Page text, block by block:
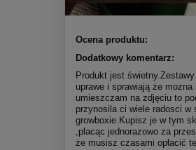
Ocena produktu:
Dodatkowy komentarz:
Produkt jest
uprawe i sprawiają że
umieszczam na zdjęciu to
przynosila ci wiele radosci w
growboxie.Kupisz je w tym
,placąc jednorazowo za
że musisz czasami opłacić